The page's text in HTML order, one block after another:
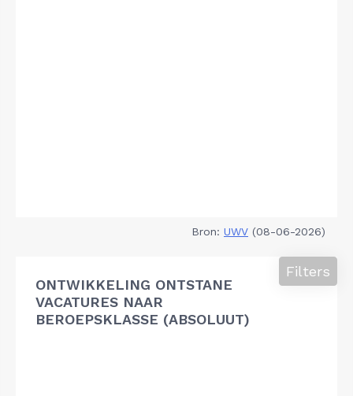
Bron: UWV (08-06-2026)
ONTWIKKELING ONTSTANE
VACATURES NAAR
BEROEPSKLASSE (ABSOLUUT)
Filters